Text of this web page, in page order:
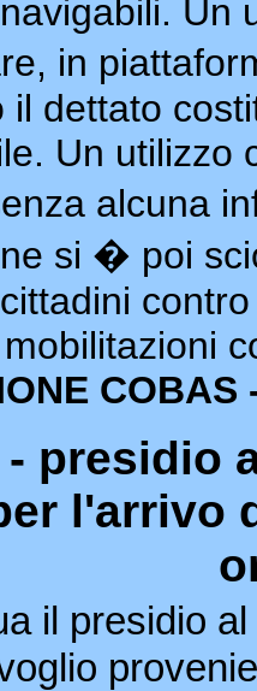
Un
in
il dettato
Un utilizzo
alcuna
si � poi
COBAS
- presidio
l'arrivo
il presidio